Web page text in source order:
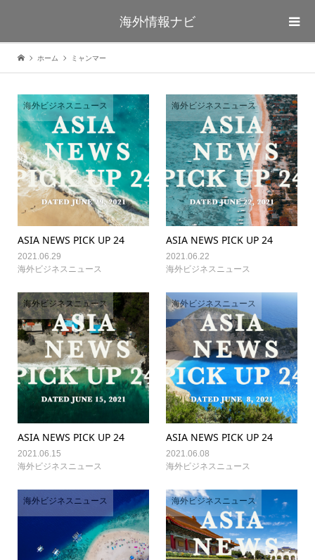
海外情報ナビ
ホーム ミャンマー
海外ビジネスニュース
ASIA NEWS PICK UP 24
2021.06.29
海外ビジネスニュース
海外ビジネスニュース
ASIA NEWS PICK UP 24
2021.06.22
海外ビジネスニュース
海外ビジネスニュース
ASIA NEWS PICK UP 24
2021.06.15
海外ビジネスニュース
海外ビジネスニュース
ASIA NEWS PICK UP 24
2021.06.08
海外ビジネスニュース
海外ビジネスニュース 海外ビジネスニュース